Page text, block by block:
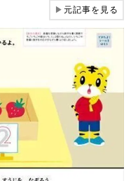
▶元記事を見る